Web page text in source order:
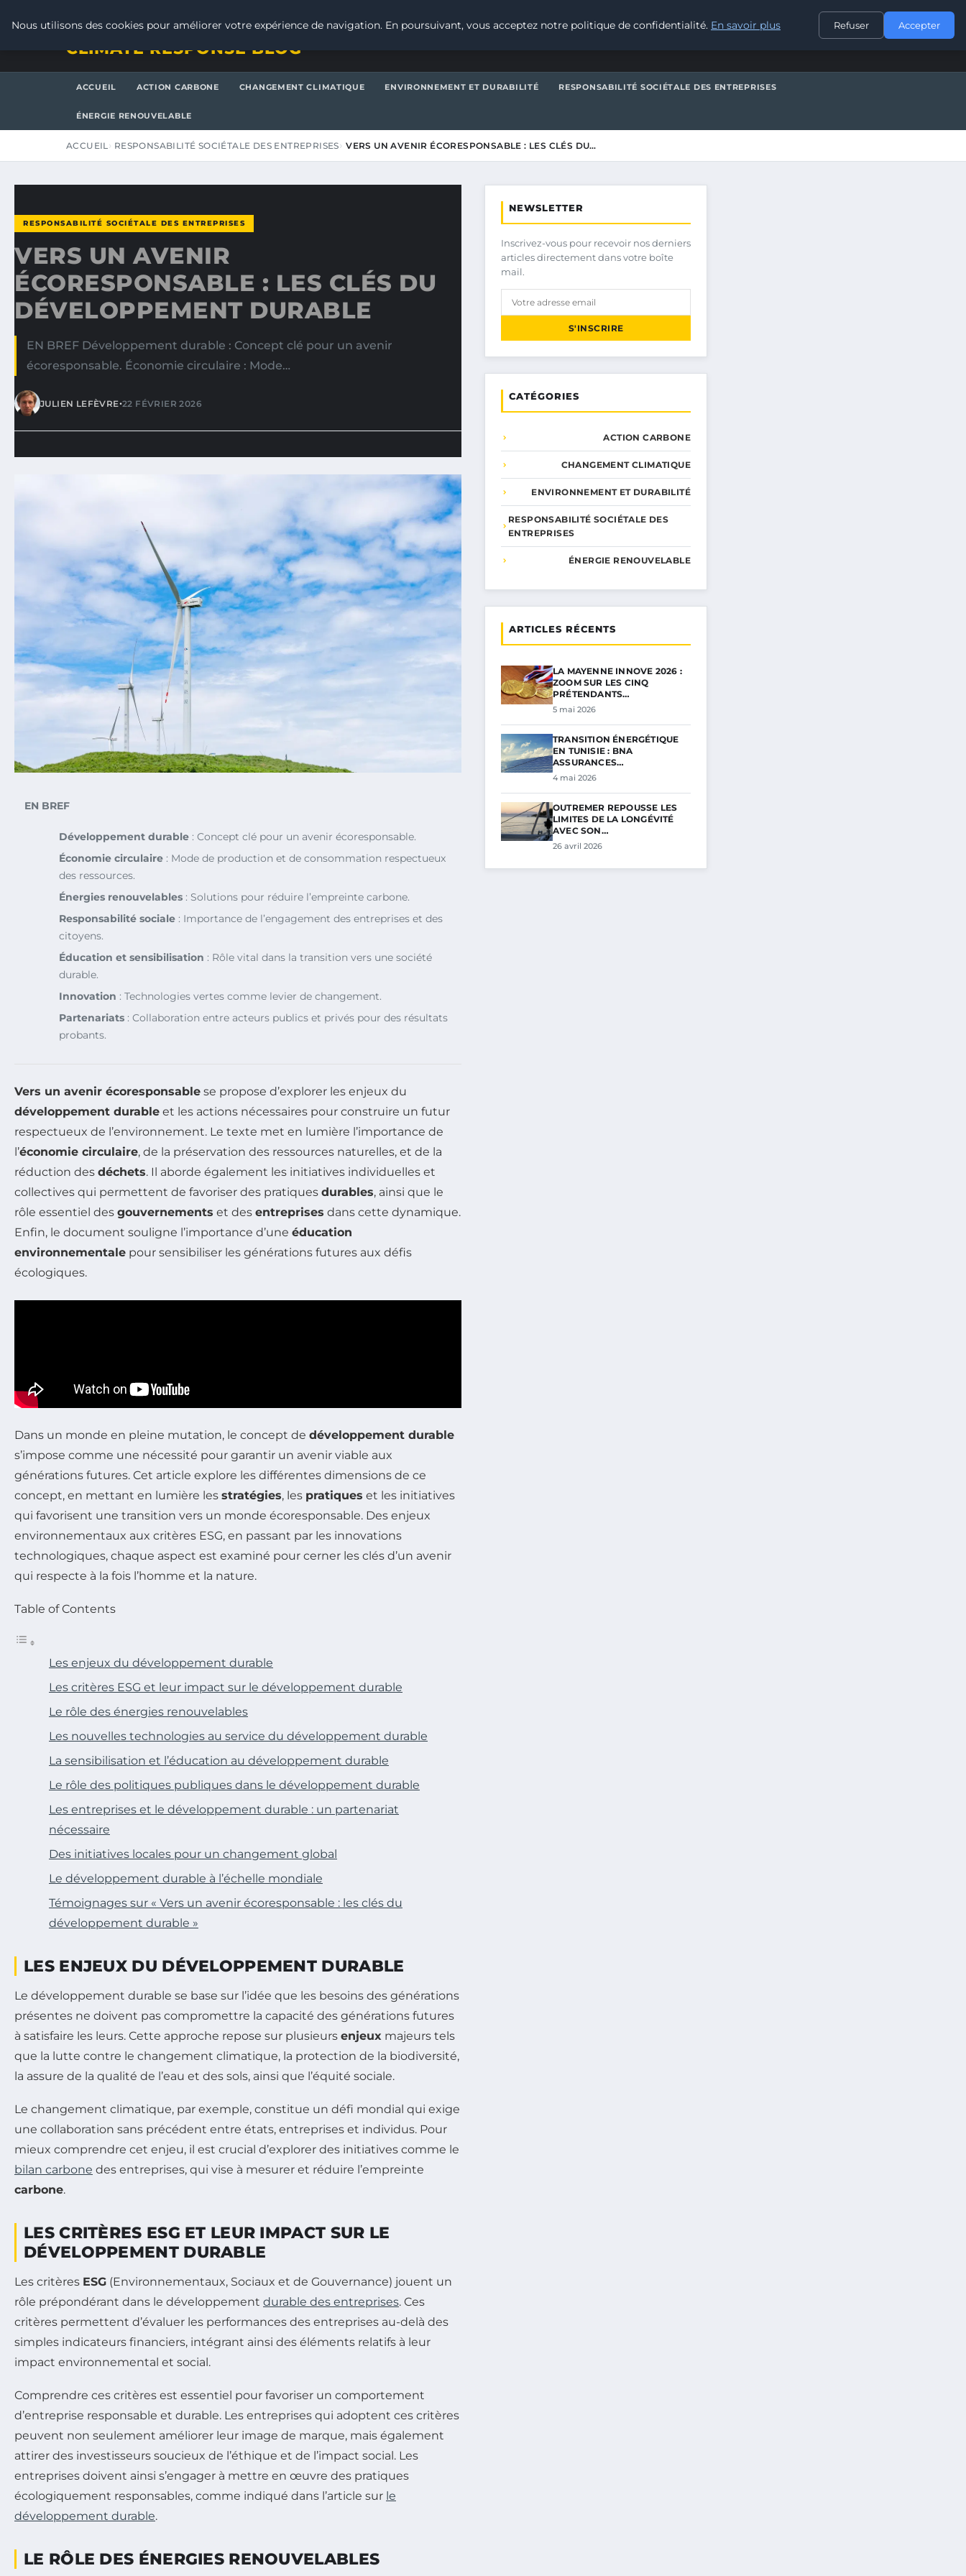
CONTACT
CLIMATE RESPONSE BLOG
ACCUEIL ACTION CARBONE CHANGEMENT CLIMATIQUE ENVIRONNEMENT ET DURABILITÉ RESPONSABILITÉ SOCIÉTALE DES ENTREPRISES
ÉNERGIE RENOUVELABLE
ACCUEIL RESPONSABILITÉ SOCIÉTALE DES ENTREPRISES VERS UN AVENIR ÉCORESPONSABLE : LES CLÉS DU…
RESPONSABILITÉ SOCIÉTALE DES ENTREPRISES
VERS UN AVENIR
ÉCORESPONSABLE : LES CLÉS DU
DÉVELOPPEMENT DURABLE
EN BREF Développement durable : Concept clé pour un avenir
écoresponsable. Économie circulaire : Mode…
JULIEN LEFÈVRE•22 FÉVRIER 2026
EN BREF
Développement durable : Concept clé pour un avenir écoresponsable.
Économie circulaire : Mode de production et de consommation respectueux
des ressources.
Énergies renouvelables : Solutions pour réduire l’empreinte carbone.
Responsabilité sociale : Importance de l’engagement des entreprises et des
citoyens.
Éducation et sensibilisation : Rôle vital dans la transition vers une société
durable.
Innovation : Technologies vertes comme levier de changement.
Partenariats : Collaboration entre acteurs publics et privés pour des résultats
probants.
Vers un avenir écoresponsable se propose d’explorer les enjeux du
développement durable et les actions nécessaires pour construire un futur
respectueux de l’environnement. Le texte met en lumière l’importance de
l’économie circulaire, de la préservation des ressources naturelles, et de la
réduction des déchets. Il aborde également les initiatives individuelles et
collectives qui permettent de favoriser des pratiques durables, ainsi que le
rôle essentiel des gouvernements et des entreprises dans cette dynamique.
Enfin, le document souligne l’importance d’une éducation
environnementale pour sensibiliser les générations futures aux défis
écologiques.
Dans un monde en pleine mutation, le concept de développement durable
s’impose comme une nécessité pour garantir un avenir viable aux
générations futures. Cet article explore les différentes dimensions de ce
concept, en mettant en lumière les stratégies, les pratiques et les initiatives
qui favorisent une transition vers un monde écoresponsable. Des enjeux
environnementaux aux critères ESG, en passant par les innovations
technologiques, chaque aspect est examiné pour cerner les clés d’un avenir
qui respecte à la fois l’homme et la nature.
Table of Contents
Les enjeux du développement durable
Les critères ESG et leur impact sur le développement durable
Le rôle des énergies renouvelables
Les nouvelles technologies au service du développement durable
La sensibilisation et l’éducation au développement durable
Le rôle des politiques publiques dans le développement durable
Les entreprises et le développement durable : un partenariat
nécessaire
Des initiatives locales pour un changement global
Le développement durable à l’échelle mondiale
Témoignages sur « Vers un avenir écoresponsable : les clés du
développement durable »
LES ENJEUX DU DÉVELOPPEMENT DURABLE
Le développement durable se base sur l’idée que les besoins des générations
présentes ne doivent pas compromettre la capacité des générations futures
à satisfaire les leurs. Cette approche repose sur plusieurs enjeux majeurs tels
que la lutte contre le changement climatique, la protection de la biodiversité,
la assure de la qualité de l’eau et des sols, ainsi que l’équité sociale.
Le changement climatique, par exemple, constitue un défi mondial qui exige
une collaboration sans précédent entre états, entreprises et individus. Pour
mieux comprendre cet enjeu, il est crucial d’explorer des initiatives comme le
bilan carbone des entreprises, qui vise à mesurer et réduire l’empreinte
carbone.
LES CRITÈRES ESG ET LEUR IMPACT SUR LE
DÉVELOPPEMENT DURABLE
Les critères ESG (Environnementaux, Sociaux et de Gouvernance) jouent un
rôle prépondérant dans le développement durable des entreprises. Ces
critères permettent d’évaluer les performances des entreprises au-delà des
simples indicateurs financiers, intégrant ainsi des éléments relatifs à leur
impact environnemental et social.
Comprendre ces critères est essentiel pour favoriser un comportement
d’entreprise responsable et durable. Les entreprises qui adoptent ces critères
peuvent non seulement améliorer leur image de marque, mais également
attirer des investisseurs soucieux de l’éthique et de l’impact social. Les
entreprises doivent ainsi s’engager à mettre en œuvre des pratiques
écologiquement responsables, comme indiqué dans l’article sur le
développement durable.
LE RÔLE DES ÉNERGIES RENOUVELABLES
NEWSLETTER
Inscrivez-vous pour recevoir nos derniers
articles directement dans votre boîte
mail.
S'INSCRIRE
CATÉGORIES
ACTION CARBONE
CHANGEMENT CLIMATIQUE
ENVIRONNEMENT ET DURABILITÉ
RESPONSABILITÉ SOCIÉTALE DES
ENTREPRISES
ÉNERGIE RENOUVELABLE
ARTICLES RÉCENTS
LA MAYENNE INNOVE 2026 :
ZOOM SUR LES CINQ
PRÉTENDANTS…
5 mai 2026
TRANSITION ÉNERGÉTIQUE
EN TUNISIE : BNA
ASSURANCES…
4 mai 2026
OUTREMER REPOUSSE LES
LIMITES DE LA LONGÉVITÉ
AVEC SON…
26 avril 2026
Nous utilisons des cookies pour améliorer votre expérience de navigation. En poursuivant, vous acceptez notre politique de confidentialité. En savoir plus Refuser Accepter